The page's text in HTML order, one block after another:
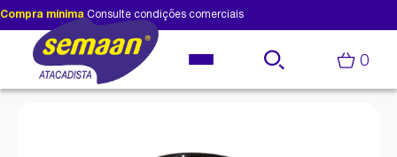
Compra mínima Consulte condições comerciais
0